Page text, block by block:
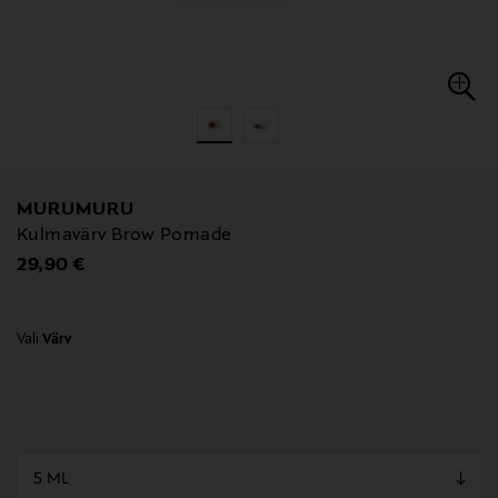
MURUMURU
Kulmavärv Brow Pomade
Original Price
29,90 €
Vali Värv